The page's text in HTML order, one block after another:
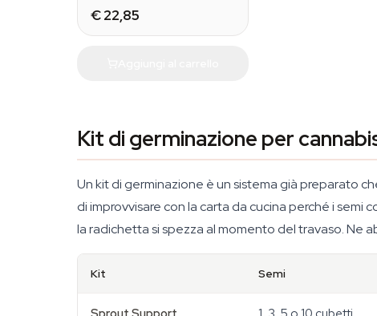
€ 22,85
Kit di germinazione per
Un kit di germinazione è un sistema già preparato
di improvvisare con la carta da cucina perché i
la radichetta si spezza al momento del travaso. Ne
Kit Semi